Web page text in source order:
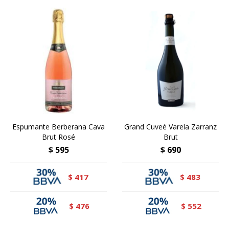
Espumante Berberana Cava
Brut Rosé
$ 595
$ 417
$ 476
Grand Cuveé Varela Zarranz
Brut
$ 690
$ 483
$ 552